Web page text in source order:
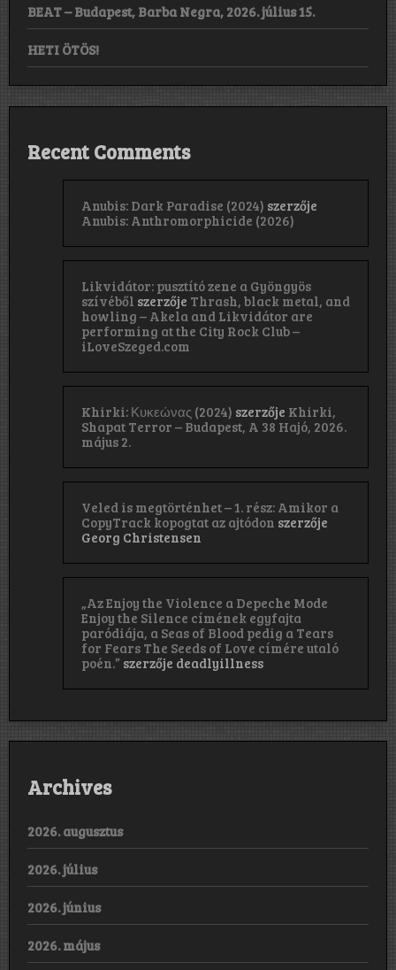
BEAT – Budapest, Barba Negra, 2026. július 15.
HETI ÖTÖS!
Recent Comments
Anubis: Dark Paradise (2024) szerzője
Anubis: Anthromorphicide (2026)
Likvidátor: pusztító zene a Gyöngyös
szívéből szerzője Thrash, black metal, and
howling – Akela and Likvidátor are
performing at the City Rock Club –
iLoveSzeged.com
Khirki: Κ​υ​κ​ε​ώ​ν​α​ς (2024) szerzője Khirki,
Shapat Terror – Budapest, A 38 Hajó, 2026.
május 2.
Veled is megtörténhet – 1. rész: Amikor a
CopyTrack kopogtat az ajtódon szerzője
Georg Christensen
„Az Enjoy the Violence a Depeche Mode
Enjoy the Silence címének egyfajta
paródiája, a Seas of Blood pedig a Tears
for Fears The Seeds of Love címére utaló
poén.” szerzője deadlyillness
Archives
2026. augusztus
2026. július
2026. június
2026. május